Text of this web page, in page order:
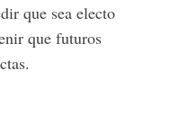
que sea electo
que futuros